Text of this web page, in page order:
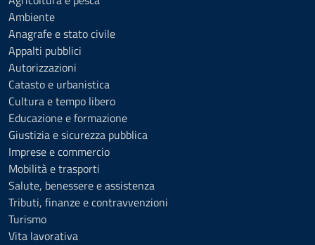
Ambiente
Anagrafe e stato civile
Appalti pubblici
Autorizzazioni
Catasto e urbanistica
Cultura e tempo libero
Educazione e formazione
Giustizia e sicurezza pubblica
Imprese e commercio
Mobilità e trasporti
Salute, benessere e assistenza
Tributi, finanze e contravvenzioni
Turismo
Vita lavorativa